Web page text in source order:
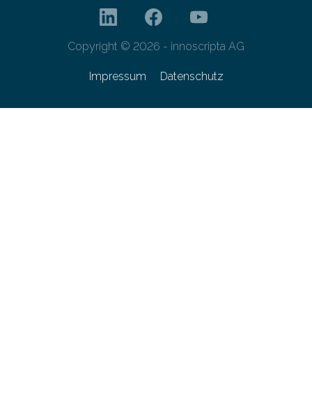
Copyright © 2026 - innoscripta AG
Impressum Datenschutz